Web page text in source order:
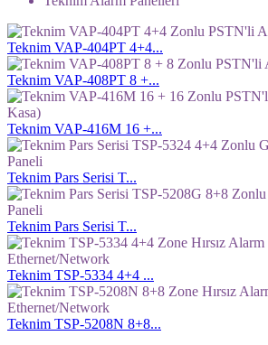
Teknim VAP-404PT 4+4...
Teknim VAP-408PT 8 +...
Teknim VAP-416M 16 +...
Teknim Pars Serisi T...
Teknim Pars Serisi T...
Teknim TSP-5334 4+4 ...
Teknim TSP-5208N 8+8...